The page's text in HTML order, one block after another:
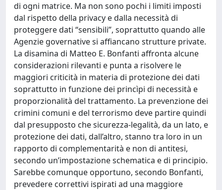
di ogni matrice. Ma non sono pochi i limiti imposti
dal rispetto della privacy e dalla necessità di
proteggere dati “sensibili”, soprattutto quando alle
Agenzie governative si affiancano strutture private.
La disamina di Matteo E. Bonfanti affronta alcune
considerazioni rilevanti e punta a risolvere le
maggiori criticità in materia di protezione dei dati
soprattutto in funzione dei princìpi di necessità e
proporzionalità del trattamento. La prevenzione dei
crimini comuni e del terrorismo deve partire quindi
dal presupposto che sicurezza-legalità, da un lato, e
protezione dei dati, dall’altro, stanno tra loro in un
rapporto di complementarità e non di antitesi,
secondo un’impostazione schematica e di principio.
Sarebbe comunque opportuno, secondo Bonfanti,
prevedere correttivi ispirati ad una maggiore